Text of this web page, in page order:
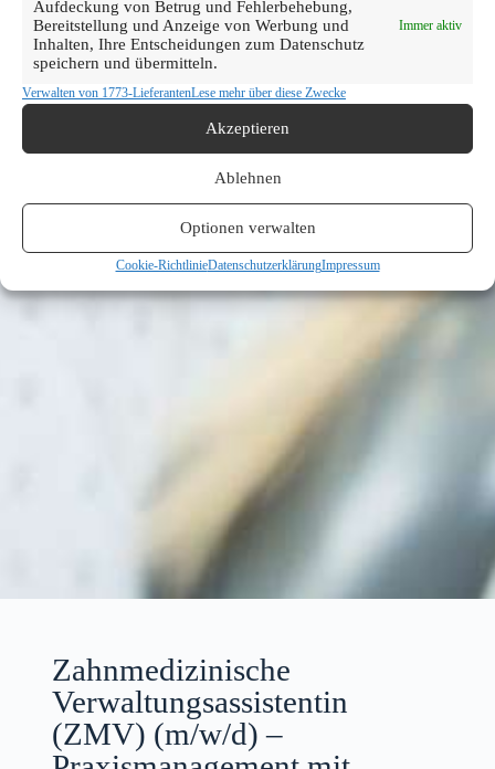
Aufdeckung von Betrug und Fehlerbehebung,
Bereitstellung und Anzeige von Werbung und
Inhalten, Ihre Entscheidungen zum Datenschutz
speichern und übermitteln.
Immer aktiv
Verwalten von 1773-LieferantenLese mehr über diese Zwecke
Akzeptieren
Ablehnen
Optionen verwalten
Cookie-RichtlinieDatenschutzerklärungImpressum
Zahnmedizinische
Verwaltungsassistentin
(ZMV) (m/w/d) –